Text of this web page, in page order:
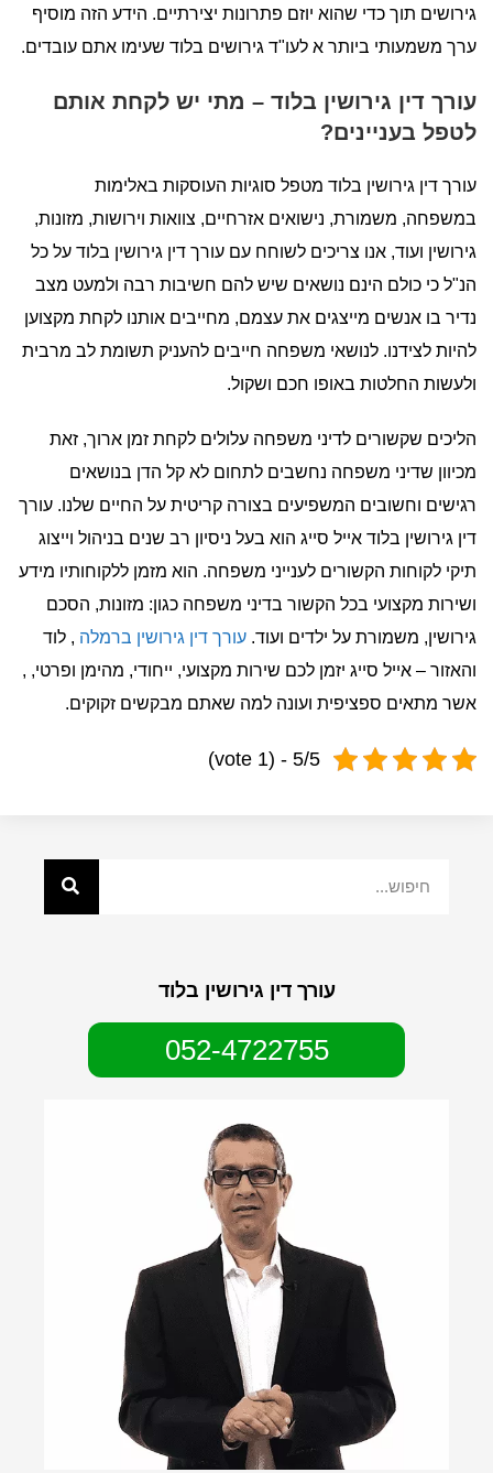
גירושים תוך כדי שהוא יוזם פתרונות יצירתיים. הידע הזה מוסיף
ערך משמעותי ביותר א לעו"ד גירושים בלוד שעימו אתם עובדים.
עורך דין גירושין בלוד – מתי יש לקחת אותם
לטפל בעניינים?
עורך דין גירושין בלוד מטפל סוגיות העוסקות באלימות
במשפחה, משמורת, נישואים אזרחיים, צוואות וירושות, מזונות,
גירושין ועוד, אנו צריכים לשוחח עם עורך דין גירושין בלוד על כל
הנ"ל כי כולם הינם נושאים שיש להם חשיבות רבה ולמעט מצב
נדיר בו אנשים מייצגים את עצמם, מחייבים אותנו לקחת מקצוען
להיות לצידנו. לנושאי משפחה חייבים להעניק תשומת לב מרבית
ולעשות החלטות באופו חכם ושקול.
הליכים שקשורים לדיני משפחה עלולים לקחת זמן ארוך, זאת
מכיוון שדיני משפחה נחשבים לתחום לא קל הדן בנושאים
רגישים וחשובים המשפיעים בצורה קריטית על החיים שלנו. עורך
דין גירושין בלוד אייל סייג הוא בעל ניסיון רב שנים בניהול וייצוג
תיקי לקוחות הקשורים לענייני משפחה. הוא מזמן ללקוחותיו מידע
ושירות מקצועי בכל הקשור בדיני משפחה כגון: מזונות, הסכם
גירושין, משמורת על ילדים ועוד. עורך דין גירושין ברמלה , לוד
והאזור – אייל סייג יזמן לכם שירות מקצועי, ייחודי, מהימן ופרטי, ,
אשר מתאים ספציפית ועונה למה שאתם מבקשים זקוקים.
5/5 - (1 vote)
עורך דין גירושין בלוד
052-4722755